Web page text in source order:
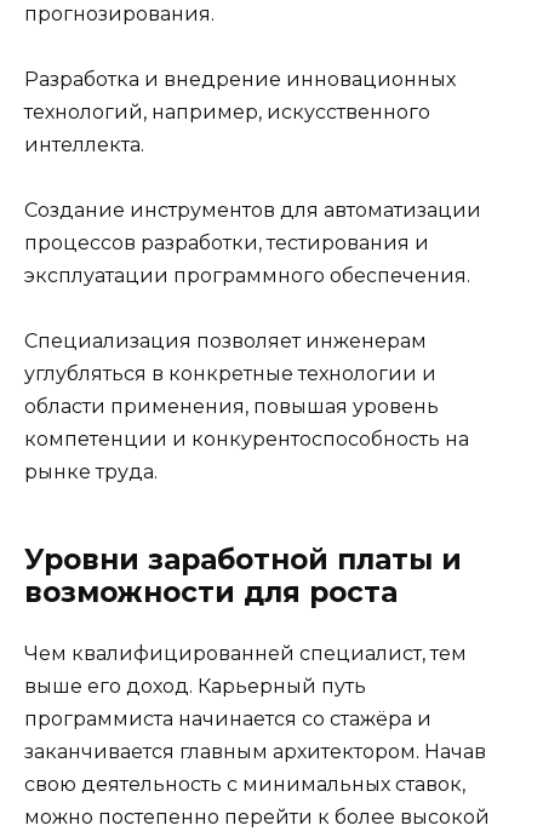
прогнозирования.
Разработка и внедрение инновационных
технологий, например, искусственного
интеллекта.
Создание инструментов для автоматизации
процессов разработки, тестирования и
эксплуатации программного обеспечения.
Специализация позволяет инженерам
углубляться в конкретные технологии и
области применения, повышая уровень
компетенции и конкурентоспособность на
рынке труда.
Уровни заработной платы и
возможности для роста
Чем квалифицированней специалист, тем
выше его доход. Карьерный путь
программиста начинается со стажёра и
заканчивается главным архитектором. Начав
свою деятельность с минимальных ставок,
можно постепенно перейти к более высокой